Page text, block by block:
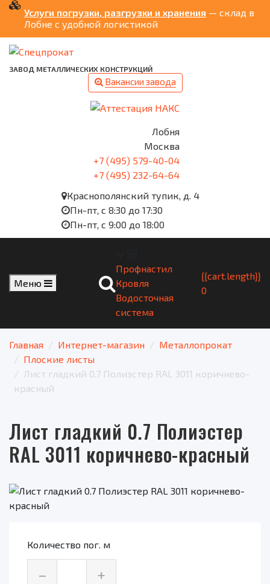
Услуги погрузки, разгрузки и хранения — склад в
Лобне с удобной логистикой
ЗАВОД МЕТАЛЛИЧЕСКИХ КОНСТРУКЦИЙ
Вакансии завода
Краснополянский тупик, д. 4
Пн-пт, с 8:30 до 17:30
Пн-пт, с 9:00 до 18:00
Лобня
Москва
+7 (495) 579-40-04
+7 (495) 232-64-64
Меню
Профнастил
Кровля
Водосточная
система
{{cart.length}}
0
Главная Интернет-магазин
Металлопрокат
Плоские листы
Лист гладкий 0.7 Полиэстер RAL 3011 коричнево-
красный
Лист гладкий 0.7 Полиэстер
RAL 3011 коричнево-красный
Количество пог. м
– +